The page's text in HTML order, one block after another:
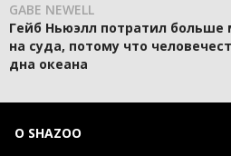
GABE NEWELL
Гейб Ньюэлл потратил
на суда, потому что
дна океана
О SHAZOO